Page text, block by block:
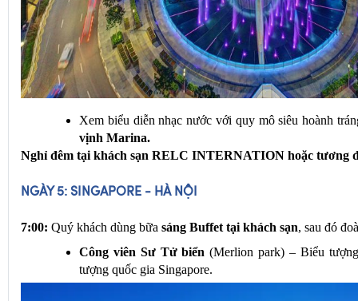
Xem biểu diễn nhạc nước với quy mô siêu hoành
vịnh Marina.
Quý khách dùng bữa sáng Buffet tại khách sạn
, sau đó
Công viên Sư Tử biển (Merlion park) – Biểu